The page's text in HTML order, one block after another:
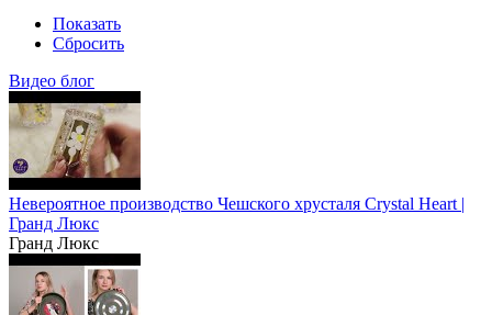
Показать
Сбросить
Видео блог
Невероятное производство Чешского хрусталя Crystal Heart |
Гранд Люкс
Гранд Люкс